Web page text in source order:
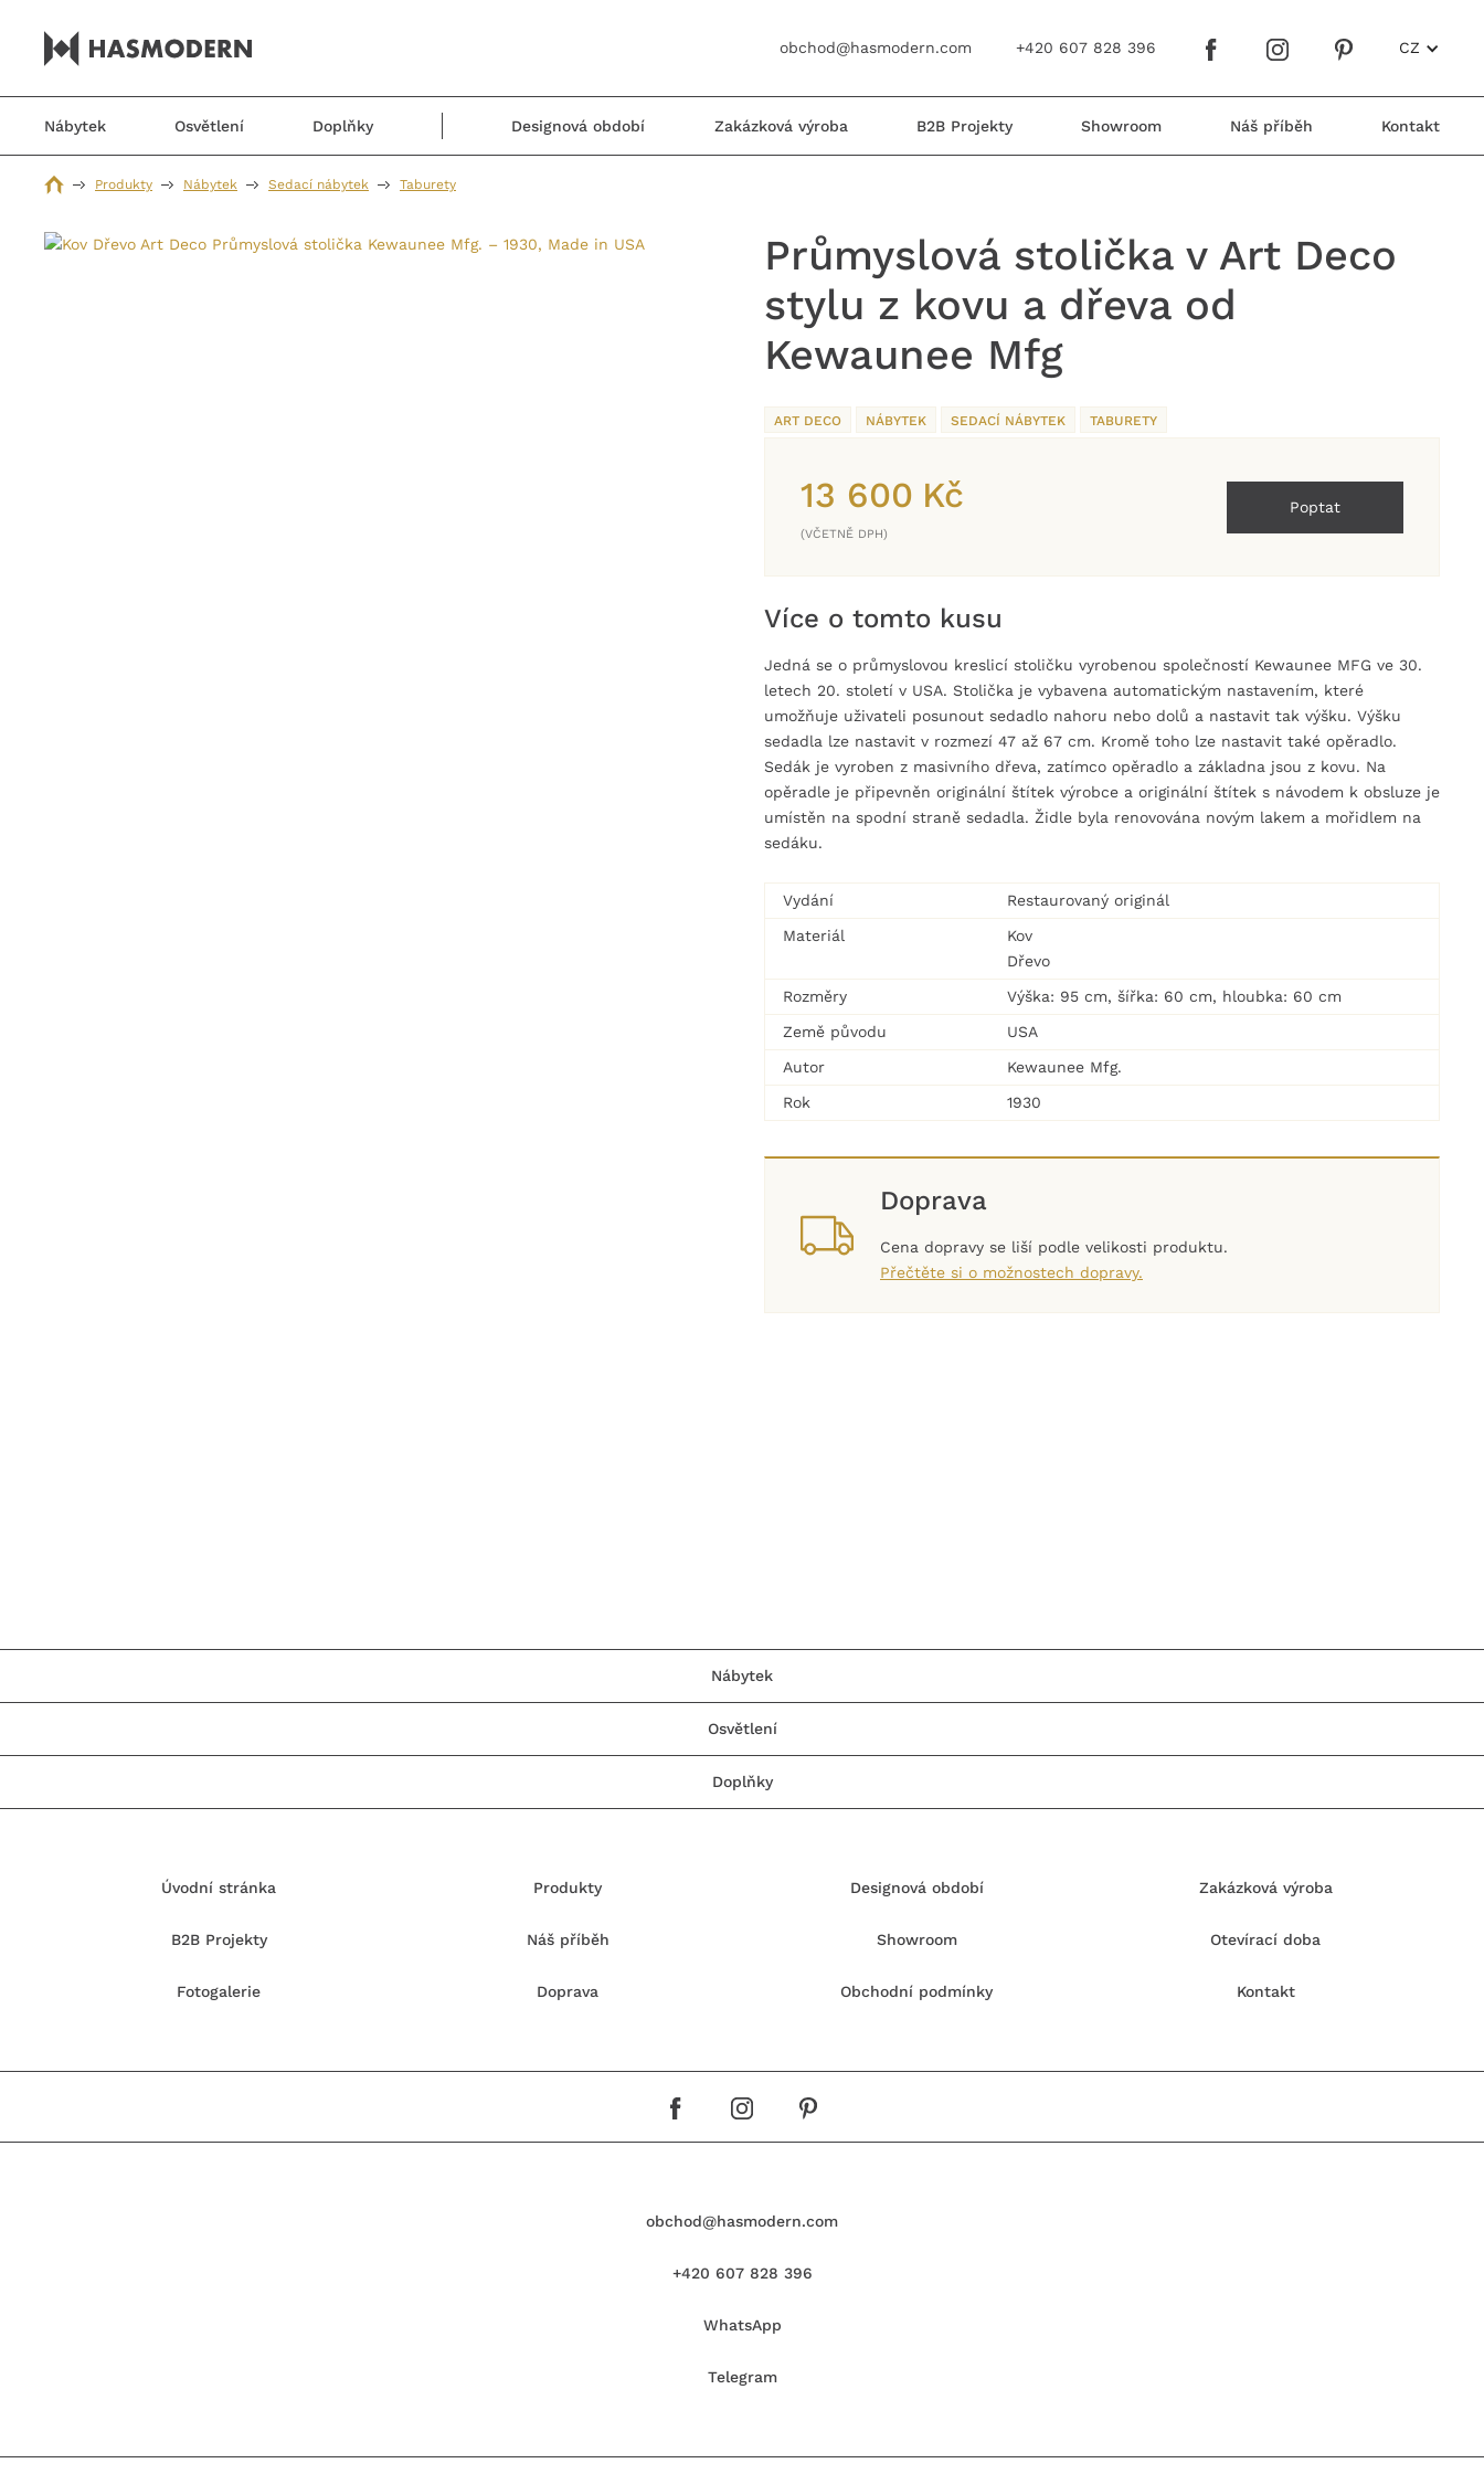
obchod@hasmodern.com +420 607 828 396 CZ
Nábytek Osvětlení Doplňky Designová období Zakázková výroba B2B Projekty Showroom Náš příběh Kontakt
Produkty Nábytek Sedací nábytek Taburety
Průmyslová stolička v Art Deco
stylu z kovu a dřeva od
Kewaunee Mfg
ART DECO NÁBYTEK SEDACÍ NÁBYTEK TABURETY
13 600 Kč
(VČETNĚ DPH)
Poptat
Více o tomto kusu
Jedná se o průmyslovou kreslicí stoličku vyrobenou společností Kewaunee MFG ve 30.
letech 20. století v USA. Stolička je vybavena automatickým nastavením, které
umožňuje uživateli posunout sedadlo nahoru nebo dolů a nastavit tak výšku. Výšku
sedadla lze nastavit v rozmezí 47 až 67 cm. Kromě toho lze nastavit také opěradlo.
Sedák je vyroben z masivního dřeva, zatímco opěradlo a základna jsou z kovu. Na
opěradle je připevněn originální štítek výrobce a originální štítek s návodem k obsluze je
umístěn na spodní straně sedadla. Židle byla renovována novým lakem a mořidlem na
sedáku.
Vydání
Restaurovaný originál
Materiál
Kov
Dřevo
Rozměry
Výška: 95 cm, šířka: 60 cm, hloubka: 60 cm
Země původu
USA
Autor
Kewaunee Mfg.
Rok
1930
Doprava
Cena dopravy se liší podle velikosti produktu.
Přečtěte si o možnostech dopravy.
Nábytek
Osvětlení
Doplňky
Úvodní stránka Produkty Designová období Zakázková výroba
B2B Projekty Náš příběh Showroom Otevírací doba
Fotogalerie Doprava Obchodní podmínky Kontakt
obchod@hasmodern.com
+420 607 828 396
WhatsApp
Telegram